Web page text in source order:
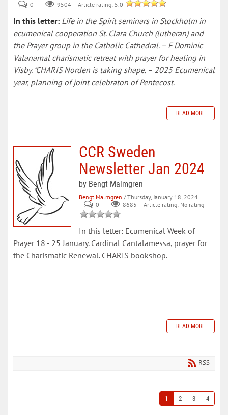
0
9504 Article rating: 5.0
In this letter: Life in the Spirit seminars in Stockholm in
ecumenical cooperation St. Clara Church (lutheran) and
the Prayer group in the Catholic Cathedral. – F Dominic
Valanamal charismatic retreat with prayer for healing in
Visby. "CHARIS Norden is taking shape. – 2025 Ecumenical
year, planning of joint celebraton of Pentecost.
READ MORE
CCR Sweden
Newsletter Jan 2024
by Bengt Malmgren
Bengt Malmgren / Thursday, January 18, 2024
0
8685 Article rating: No rating
In this letter: Ecumenical Week of
Prayer 18 - 25 January. Cardinal Cantalamessa, prayer for
the Charismatic Renewal. CHARIS bookshop.
READ MORE
RSS
1 2 3 4